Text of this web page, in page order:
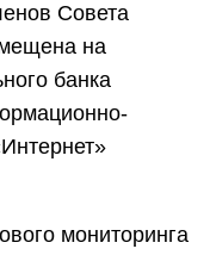
Совета
на
банка
мониторинга